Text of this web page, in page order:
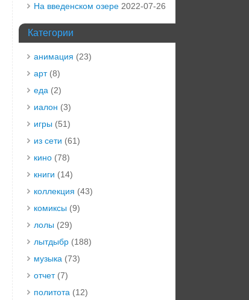
На введенском озере 2022-07-26
Категории
анимация (23)
арт(8)
еда (2)
иалон (3)
игры (51)
из сети (61)
кино (78)
книги (14)
коллекция (43)
комиксы (9)
лолы (29)
лытдыбр (188)
музыка (73)
отчет(7)
политота (12)